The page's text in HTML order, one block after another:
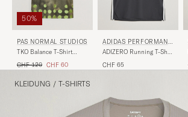
50%
PAS NORMAL STUDIOS
TKO Balance T-Shirt
Regulärer Preis
CHF 120 Reduzierter Preis
CHF 60
ADIDAS PERFORMANC
E
ADIZERO Running T-Shirt
CHF 65
KLEIDUNG / T-SHIRTS